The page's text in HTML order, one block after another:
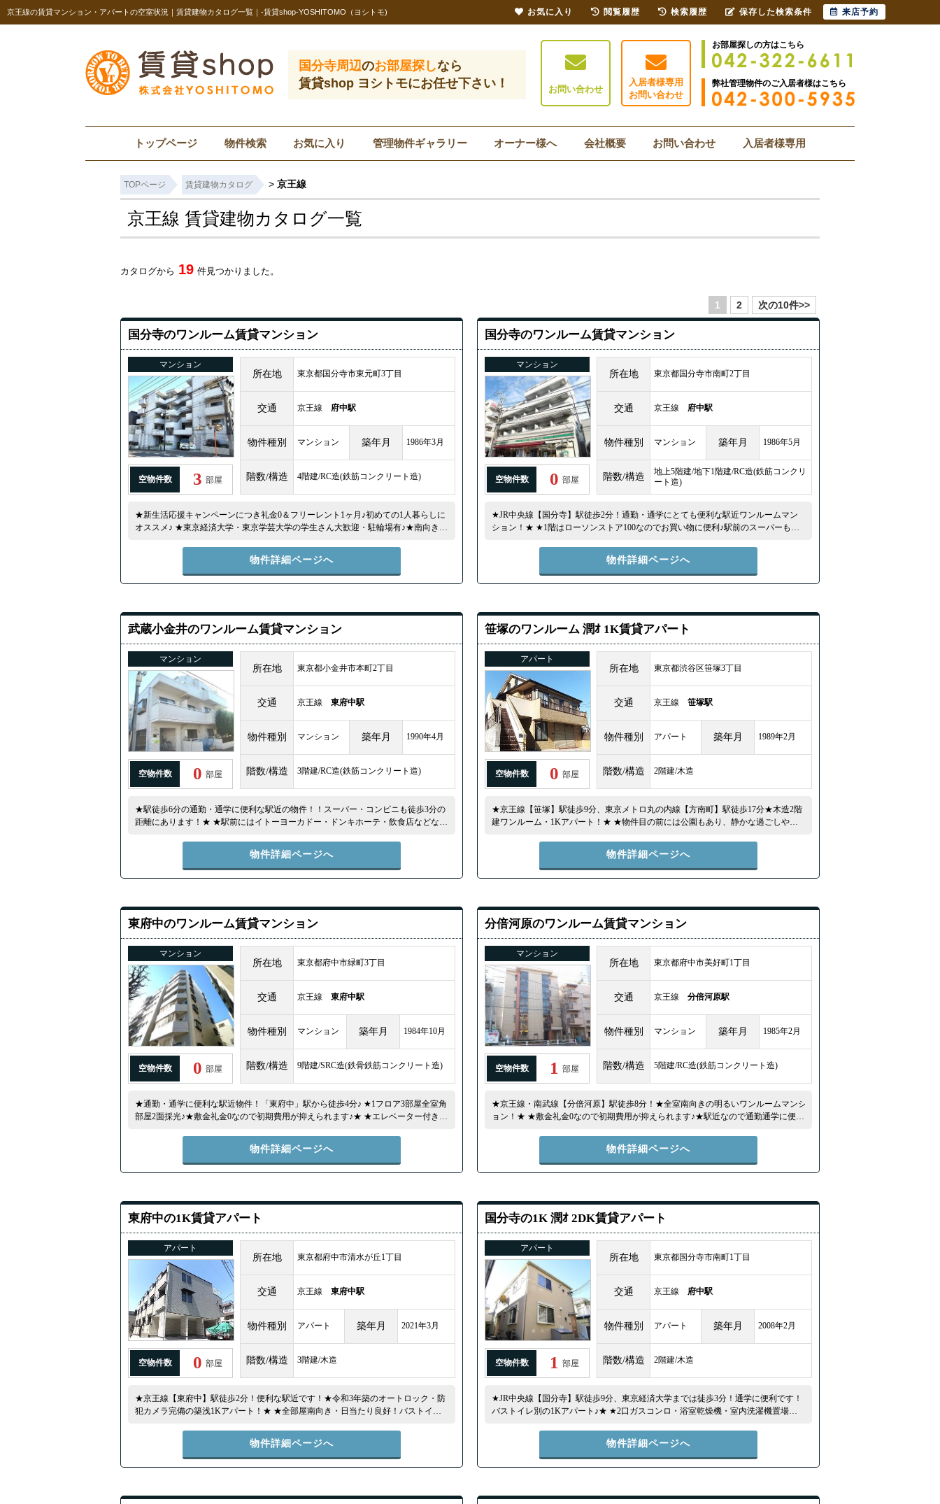
京王線の賃貸マンション・アパートの空室状況｜賃貸建物カタログ一覧｜-賃貸shop-YOSHITOMO（ヨシトモ)
国分寺周辺のお部屋探しなら
賃貸shop ヨシトモにお任せ下さい！
お問い合わせ
入居者様専用
お問い合わせ
お部屋探しの方はこちら
弊社管理物件のご入居者様はこちら
トップページ 物件検索 お気に入り 管理物件ギャラリー オーナー様へ 会社概要 お問い合わせ 入居者様専用
TOPページ 賃貸建物カタログ > 京王線
京王線 賃貸建物カタログ一覧
カタログから 19 件見つかりました。
1 2 次の10件>>
国分寺のワンルーム賃貸マンション
マンション
空物件数 3 部屋
所在地 東京都国分寺市東元町3丁目
交通 京王線 府中駅
物件種別 マンション 築年月 1986年3月
階数/構造 4階建/RC造(鉄筋コンクリート造)
★新生活応援キャンペーンにつき礼金0＆フリーレント1ヶ月♪初めての1人暮らしに
オススメ♪ ★東京経済大学・東京学芸大学の学生さん大歓迎・駐輪場有♪★南向き・
物件詳細ページへ
国分寺のワンルーム賃貸マンション
マンション
空物件数 0 部屋
所在地 東京都国分寺市南町2丁目
交通 京王線 府中駅
物件種別 マンション 築年月 1986年5月
階数/構造
地上5階建/地下1階建/RC造(鉄筋コンクリ
ート造)
★JR中央線【国分寺】駅徒歩2分！通勤・通学にとても便利な駅近ワンルームマン
ション！★ ★1階はローソンストア100なのでお買い物に便利♪駅前のスーパーも深
物件詳細ページへ
武蔵小金井のワンルーム賃貸マンション
マンション
空物件数 0 部屋
所在地 東京都小金井市本町2丁目
交通 京王線 東府中駅
物件種別 マンション 築年月 1990年4月
階数/構造 3階建/RC造(鉄筋コンクリート造)
★駅徒歩6分の通勤・通学に便利な駅近の物件！！スーパー・コンビニも徒歩3分の
距離にあります！★ ★駅前にはイトーヨーカドー・ドンキホーテ・飲食店などな
物件詳細ページへ
笹塚のワンルーム 潤ｵ 1K賃貸アパート
アパート
空物件数 0 部屋
所在地 東京都渋谷区笹塚3丁目
交通 京王線 笹塚駅
物件種別 アパート 築年月 1989年2月
階数/構造 2階建/木造
★京王線【笹塚】駅徒歩9分、東京メトロ丸の内線【方南町】駅徒歩17分★木造2階
建ワンルーム・1Kアパート！★ ★物件目の前には公園もあり、静かな過ごしやすい
15分！通勤通学がしやすい立地です♪★
物件詳細ページへ
東府中のワンルーム賃貸マンション
マンション
空物件数 0 部屋
所在地 東京都府中市緑町3丁目
交通 京王線 東府中駅
物件種別 マンション 築年月 1984年10月
階数/構造 9階建/SRC造(鉄骨鉄筋コンクリート造)
★通勤・通学に便利な駅近物件！「東府中」駅から徒歩4分♪ ★1フロア3部屋全室角
部屋2面採光♪★敷金礼金0なので初期費用が抑えられます♪★ ★エレベーター付きな
物件詳細ページへ
分倍河原のワンルーム賃貸マンション
マンション
空物件数 1 部屋
所在地 東京都府中市美好町1丁目
交通 京王線 分倍河原駅
物件種別 マンション 築年月 1985年2月
階数/構造 5階建/RC造(鉄筋コンクリート造)
★京王線・南武線【分倍河原】駅徒歩8分！★全室南向きの明るいワンルームマンシ
ョン！★ ★敷金礼金0なので初期費用が抑えられます♪★駅近なので通勤通学に便
物件詳細ページへ
東府中の1K賃貸アパート
アパート
空物件数 0 部屋
所在地 東京都府中市清水が丘1丁目
交通 京王線 東府中駅
物件種別 アパート 築年月 2021年3月
階数/構造 3階建/木造
★京王線【東府中】駅徒歩2分！便利な駅近です！★令和3年築のオートロック・防
犯カメラ完備の築浅1Kアパート！★ ★全部屋南向き・日当たり良好！バストイレ
場もあるので車持ちの方にもオススメ！（※要空き確認）★屋根付き駐輪スペース
物件詳細ページへ
国分寺の1K 潤ｵ 2DK賃貸アパート
アパート
空物件数 1 部屋
所在地 東京都国分寺市南町1丁目
交通 京王線 府中駅
物件種別 アパート 築年月 2008年2月
階数/構造 2階建/木造
★JR中央線【国分寺】駅徒歩9分、東京経済大学までは徒歩3分！通学に便利です！
バストイレ別の1Kアパート♪★ ★2口ガスコンロ・浴室乾燥機・室内洗濯機置場・モ
立地しています！★コンビニ徒歩2分と近くて便利です！★ ★収納豊富な2DKのお
物件詳細ページへ
お気に入り 閲覧履歴 検索履歴 保存した検索条件 来店予約